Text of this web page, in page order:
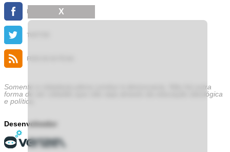
FACEBOOK
TWITTER
FEED DE NOTÍCIAS
Somente a cidadania plena conduz à democracia. Não há outra
forma de ser cidadão que não seja através da educação ideológica
e política.
Desenvolvedor
X